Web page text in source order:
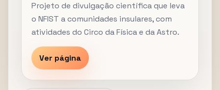
Projeto de divulgação científica que leva
o NFIST a comunidades insulares, com
atividades do Circo da Física e da Astro.
Ver página